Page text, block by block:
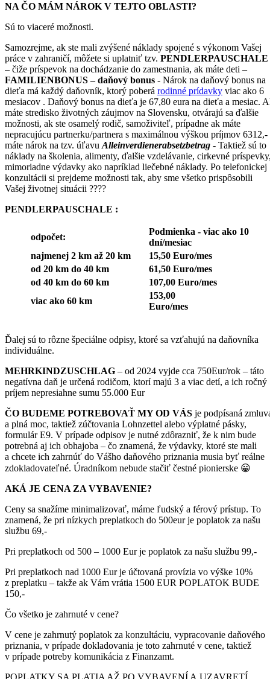
NA ČO MÁM NÁROK V TEJTO OBLASTI?
Sú to viaceré možnosti.
Samozrejme, ak ste mali zvýšené náklady spojené s výkonom Vašej
práce v zahraničí, môžete si uplatniť tzv. PENDLERPAUSCHALE
– čiže príspevok na dochádzanie do zamestnania, ak máte deti –
FAMILIENBONUS – daňový bonus - Nárok na daňový bonus na
dieťa má každý daňovník, ktorý poberá rodinné prídavky viac ako 6
mesiacov . Daňový bonus na dieťa je 67,80 eura na dieťa a mesiac.
máte stredisko životných záujmov na Slovensku, otvárajú sa ďalšie
možnosti, ak ste osamelý rodič, samoživiteľ, prípadne ak máte
nepracujúcu partnerku/partnera s maximálnou výškou príjmov 6312,-
máte nárok na tzv. úľavu Alleinverdienerabsetzbetrag - Taktiež sú to
náklady na školenia, alimenty, ďalšie vzdelávanie, cirkevné
mimoriadne výdavky ako napríklad liečebné náklady. Po telefonickej
konzultácii si prejdeme možnosti tak, aby sme všetko prispôsobili
Vašej životnej situácii ????
PENDLERPAUSCHALE :
odpočet:
Podmienka - viac ako 10
dní/mesiac
najmenej 2 km až 20 km
15,50 Euro/mes
od 20 km do 40 km
61,50 Euro/mes
od 40 km do 60 km
107,00 Euro/mes
viac ako 60 km
153,00
Euro/mes
Ďalej sú to rôzne špeciálne odpisy, ktoré sa vzťahujú na daňovníka
individuálne.
MEHRKINDZUSCHLAG – od 2024 vyjde cca 750Eur/rok – táto
negatívna daň je určená rodičom, ktorí majú 3 a viac detí, a ich ročný
príjem nepresiahne sumu 55.000 Eur
ČO BUDEME POTREBOVAŤ MY OD VÁS je podpísaná
a plná moc, taktiež zúčtovania Lohnzettel alebo výplatné pásky,
formulár E9. V prípade odpisov je nutné zdôrazniť, že k nim bude
potrebná aj ich obhajoba – čo znamená, že výdavky, ktoré ste mali
a chcete ich zahrnúť do Vášho daňového priznania musia byť reálne
zdokladovateľné. Úradníkom nebude stačiť čestné pionierske 😀
AKÁ JE CENA ZA VYBAVENIE?
Ceny sa snažíme minimalizovať, máme ľudský a férový prístup. To
znamená, že pri nízkych preplatkoch do 500eur je poplatok za našu
službu 69,-
Pri preplatkoch od 500 – 1000 Eur je poplatok za našu službu 99,-
Pri preplatkoch nad 1000 Eur je účtovaná provízia vo výške 10%
z preplatku – takže ak Vám vrátia 1500 EUR POPLATOK BUDE
150,-
Čo všetko je zahrnuté v cene?
V cene je zahrnutý poplatok za konzultáciu, vypracovanie daňového
priznania, v prípade dokladovania je toto zahrnuté v cene, taktiež
v prípade potreby komunikácia z Finanzamt.
POPLATKY SA PLATIA AŽ PO VYBAVENÍ A UZAVRETÍ